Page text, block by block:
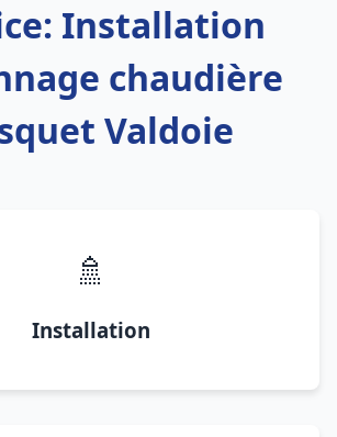
Installation
chaudière
Valdoie
🚿
Installation